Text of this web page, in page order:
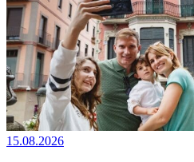
15.08.2026